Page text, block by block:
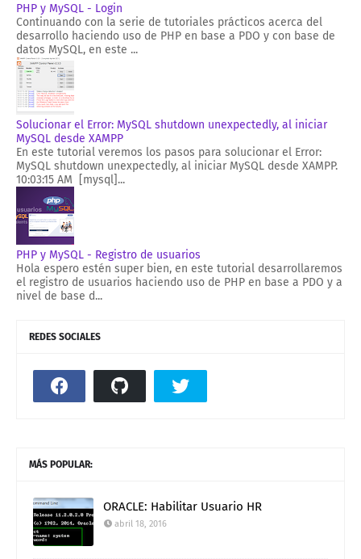
PHP y MySQL - Login
Continuando con la serie de tutoriales prácticos acerca del
desarrollo haciendo uso de PHP en base a PDO y con base de
datos MySQL, en este ...
Solucionar el Error: MySQL shutdown unexpectedly, al iniciar
MySQL desde XAMPP
En este tutorial veremos los pasos para solucionar el Error:
MySQL shutdown unexpectedly, al iniciar MySQL desde XAMPP.
10:03:15 AM [mysql]...
PHP y MySQL - Registro de usuarios
Hola espero estén super bien, en este tutorial desarrollaremos
el registro de usuarios haciendo uso de PHP en base a PDO y a
nivel de base d...
REDES SOCIALES
MÁS POPULAR:
ORACLE: Habilitar Usuario HR
abril 18, 2016